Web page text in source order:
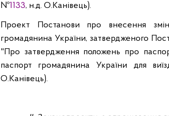
№1133, н.д. О.Канівець).
Проект Постанови про внесення
громадянина України, затвердженого
"Про затвердження положень про
паспорт громадянина України для
О.Канівець).